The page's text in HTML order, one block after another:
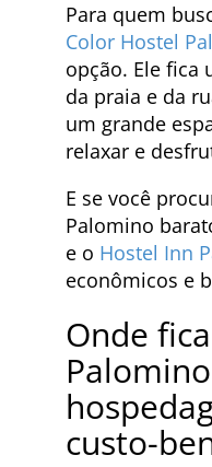
Para quem
Color Hostel
opção. Ele fica
da praia e da
um grande
relaxar e
E se você
Palomino
e o Hostel Inn
econômicos e
Onde
custo-